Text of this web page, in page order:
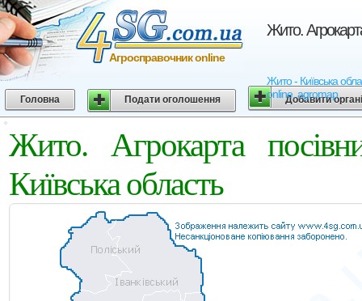
Жито.
Жито - Київська
online, agromap
Агросправочник online
Головна Подати оголошення Добавити
Жито. Агрокарта
Київська область